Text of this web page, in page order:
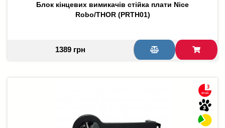
Блок кінцевих вимикачів стійка плати Nice
Robo/THOR (PRTH01)
1389 грн